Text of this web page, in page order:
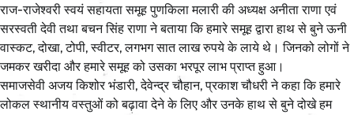
राज-राजेश्वरी स्वयं सहायता समूह पुणकिला मलारी की अध्यक्ष अनीता राणा एवं
सरस्वती देवी तथा बचन सिंह राणा ने बताया कि हमारे समूह द्वारा हाथ से बुने ऊनी
वास्कट, दोखा, टोपी, स्वीटर, लगभग सात लाख रुपये के लाये थे। जिनको लोगों ने
जमकर खरीदा और हमारे समूह को उसका भरपूर लाभ प्राप्त हुआ।
समाजसेवी अजय किशोर भंडारी, देवेन्द्र चौहान, प्रकाश चौधरी ने कहा कि हमारे
लोकल स्थानीय वस्तुओं को बढ़ावा देने के लिए और उनके हाथ से बुने दोखे हम